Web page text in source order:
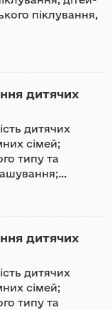
піклування,
дитячих
дитячих
сімей;
типу та
дитячих
дитячих
сімей;
типу та